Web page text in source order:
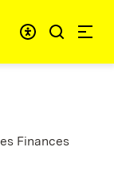
Finances